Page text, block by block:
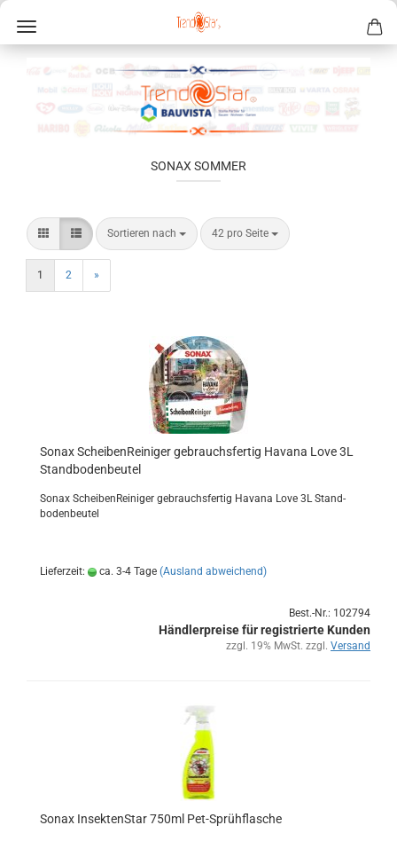
SONAX SOMMER
Sortieren nach 42 pro Seite
1 2 »
Sonax Schei­ben­Rei­ni­ger ge­brauchs­fer­tig Ha­va­na Love 3L
Stand­bo­den­beu­tel
Sonax Schei­ben­Rei­ni­ger ge­brauchs­fer­tig Ha­va­na Love 3L Stand­
bo­den­beu­tel
Lieferzeit: ca. 3-4 Tage (Ausland abweichend)
Best.-Nr.: 102794
Händlerpreise für registrierte Kunden
zzgl. 19% MwSt. zzgl. Versand
Sonax In­sek­ten­Star 750ml Pet-​Sprüh­fla­sche